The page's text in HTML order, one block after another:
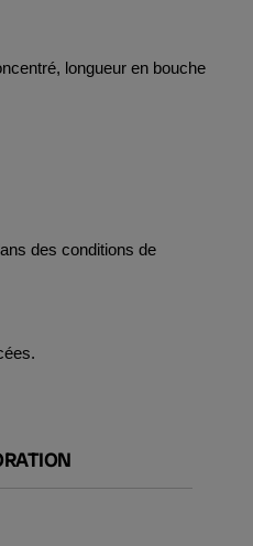
longueur en bouche
des conditions de